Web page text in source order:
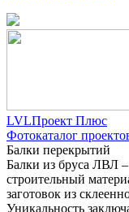
LVLПроект Плюс
Фотокаталог
Балки перекрытий
Балки из бруса ЛВЛ
строительный
заготовок из
Уникальность